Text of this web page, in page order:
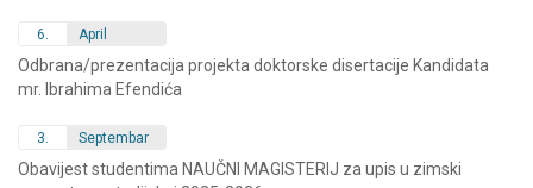
6. April
Odbrana/prezentacija projekta doktorske disertacije Kandidata
mr. Ibrahima Efendića
3. Septembar
Obavijest studentima NAUČNI MAGISTERIJ za upis u zimski